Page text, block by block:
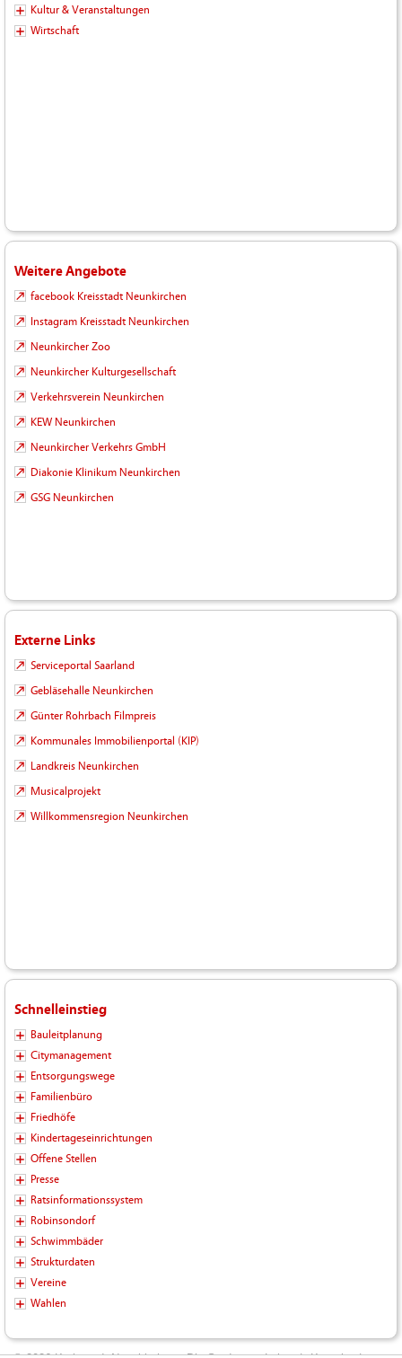
Kultur & Veranstaltungen
Wirtschaft
Weitere Angebote
facebook Kreisstadt Neunkirchen
Instagram Kreisstadt Neunkirchen
Neunkircher Zoo
Neunkircher Kulturgesellschaft
Verkehrsverein Neunkirchen
KEW Neunkirchen
Neunkircher Verkehrs GmbH
Diakonie Klinikum Neunkirchen
GSG Neunkirchen
Externe Links
Serviceportal Saarland
Gebläsehalle Neunkirchen
Günter Rohrbach Filmpreis
Kommunales Immobilienportal (KIP)
Landkreis Neunkirchen
Musicalprojekt
Willkommensregion Neunkirchen
Schnelleinstieg
Bauleitplanung
Citymanagement
Entsorgungswege
Familienbüro
Friedhöfe
Kindertageseinrichtungen
Offene Stellen
Presse
Ratsinformationssystem
Robinsondorf
Schwimmbäder
Strukturdaten
Vereine
Wahlen